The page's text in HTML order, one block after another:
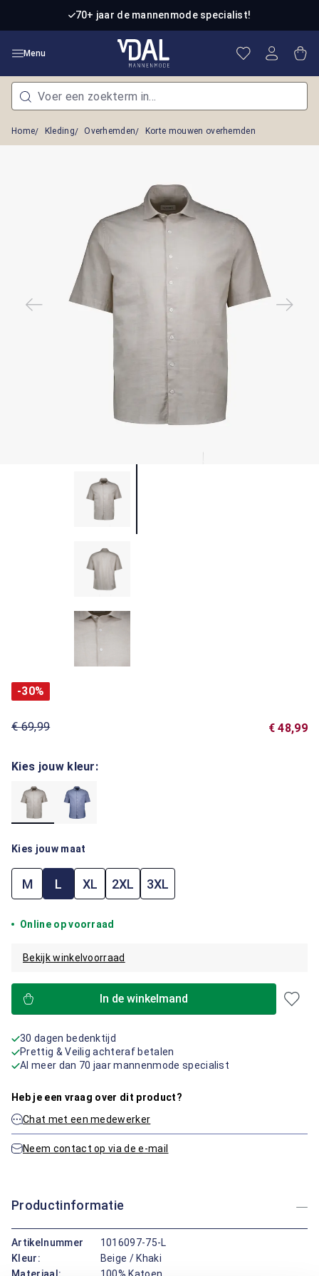
Ga naar de hoofdinhoud70+ jaar de mannenmode specialist!
Menu Je hebt 0
Home Kleding Overhemden Korte mouwen overhemden
-30%
€ 69,99 € 48,99
Kies jouw kleur:
Kies jouw maat
M L XL 2XL 3XL
Online op voorraad
Bekijk winkelvoorraad
In de winkelmand
30 dagen bedenktijd
Prettig & Veilig achteraf betalen
Al meer dan 70 jaar mannenmode specialist
Heb je een vraag over dit product?
Chat met een medewerker
Neem contact op via de e-mail
Productinformatie
Artikelnummer
1016097-75-L
Kleur:
Beige / Khaki